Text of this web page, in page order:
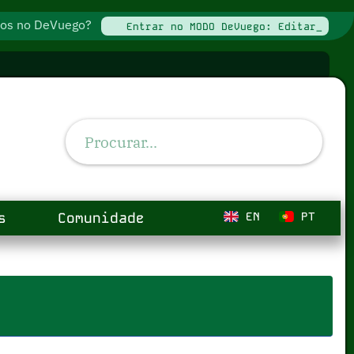
no DeVuego? Entrar no MODO DeVuego: Editar_
Comunidade PT
EN